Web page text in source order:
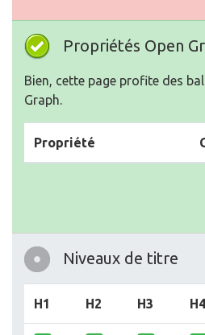
Propriétés Open
Bien, cette page profite des
Graph.
Propriété
Niveaux de titre
H1 H2 H3 H4